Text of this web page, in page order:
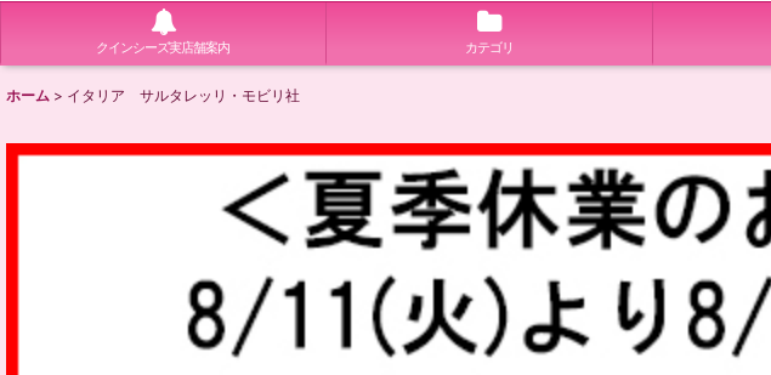
クインシーズ実店舗案内 カテゴリ
ホーム > イタリア サルタレッリ・モビリ社